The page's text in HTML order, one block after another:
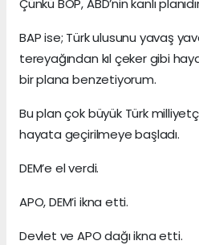
Çünkü BOP, ABD’nin kanlı
BAP ise; Türk ulusunu yavaş
tereyağından kıl çeker gibi
bir plana benzetiyorum.
Bu plan çok büyük Türk
hayata geçirilmeye başladı.
DEM’e el verdi.
APO, DEM’i ikna etti.
Devlet ve APO dağı ikna etti.